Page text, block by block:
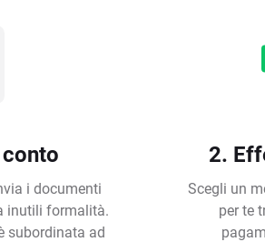
i documenti
inutili formalità.
subordinata ad
2.
Scegli un
per te